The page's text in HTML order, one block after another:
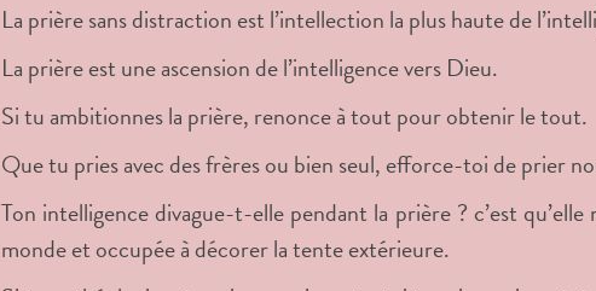
La prière sans distraction est l’intellection la plus haute de
La prière est une ascension de l’intelligence vers Dieu.
Si tu ambitionnes la prière, renonce à tout pour obtenir le tout.
Que tu pries avec des frères ou bien seul, efforce-toi de prier
Ton intelligence divague-t-elle pendant la prière ? c’est
monde et occupée à décorer la tente extérieure.